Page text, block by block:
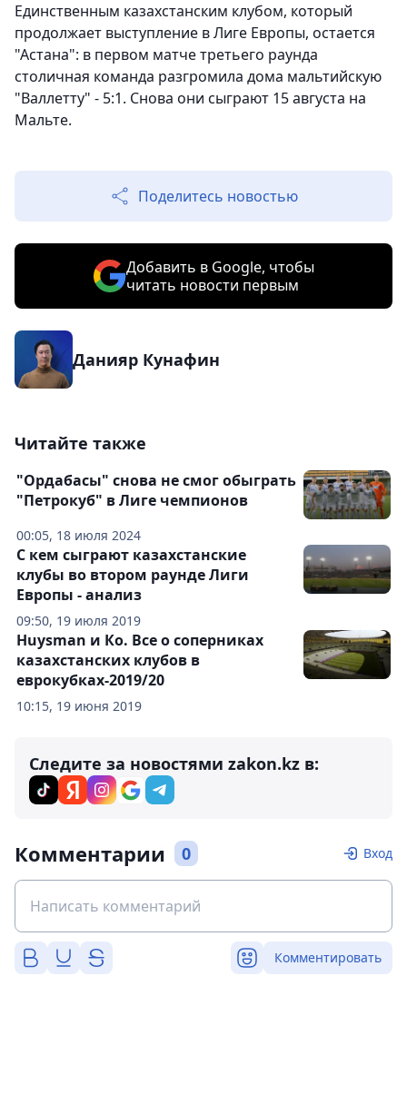
Единственным казахстанским клубом, который
продолжает выступление в Лиге Европы, остается
"Астана": в первом матче третьего раунда
столичная команда разгромила дома мальтийскую
"Валлетту" - 5:1. Снова они сыграют 15 августа на
Мальте.
Поделитесь новостью
Добавить в Google, чтобы
читать новости первым
Данияр Кунафин
Читайте также
00:05, 18 июля 2024
"Ордабасы" снова не смог обыграть
"Петрокуб" в Лиге чемпионов
09:50, 19 июля 2019
С кем сыграют казахстанские
клубы во втором раунде Лиги
Европы - анализ
10:15, 19 июня 2019
Huysman и Ко. Все о соперниках
казахстанских клубов в
еврокубках-2019/20
Следите за новостями zakon.kz в:
Комментарии 0 Вход
Комментировать